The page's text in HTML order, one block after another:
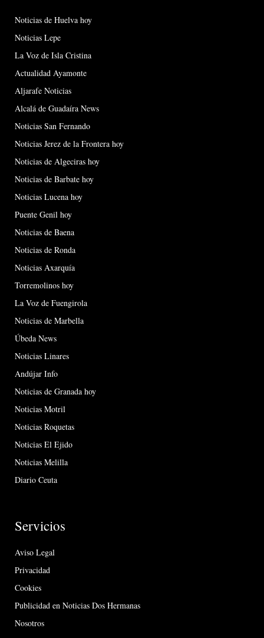
Noticias de Huelva hoy
Noticias Lepe
La Voz de Isla Cristina
Actualidad Ayamonte
Aljarafe Noticias
Alcalá de Guadaíra News
Noticias San Fernando
Noticias Jerez de la Frontera hoy
Noticias de Algeciras hoy
Noticias de Barbate hoy
Noticias Lucena hoy
Puente Genil hoy
Noticias de Baena
Noticias de Ronda
Noticias Axarquía
Torremolinos hoy
La Voz de Fuengirola
Noticias de Marbella
Úbeda News
Noticias Linares
Andújar Info
Noticias de Granada hoy
Noticias Motril
Noticias Roquetas
Noticias El Ejido
Noticias Melilla
Diario Ceuta
Servicios
Aviso Legal
Privacidad
Cookies
Publicidad en Noticias Dos Hermanas
Nosotros